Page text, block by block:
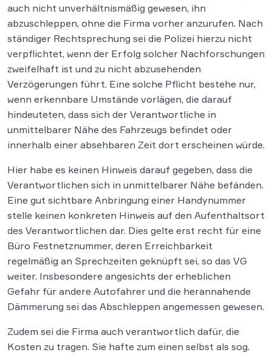
auch nicht unverhältnismäßig gewesen, ihn
abzuschleppen, ohne die Firma vorher anzurufen. Nach
ständiger Rechtsprechung sei die Polizei hierzu nicht
verpflichtet, wenn der Erfolg solcher Nachforschungen
zweifelhaft ist und zu nicht abzusehenden
Verzögerungen führt. Eine solche Pflicht bestehe nur,
wenn erkennbare Umstände vorlägen, die darauf
hindeuteten, dass sich der Verantwortliche in
unmittelbarer Nähe des Fahrzeugs befindet oder
innerhalb einer absehbaren Zeit dort erscheinen würde.
Hier habe es keinen Hinweis darauf gegeben, dass die
Verantwortlichen sich in unmittelbarer Nähe befänden.
Eine gut sichtbare Anbringung einer Handynummer
stelle keinen konkreten Hinweis auf den Aufenthaltsort
des Verantwortlichen dar. Dies gelte erst recht für eine
Büro Festnetznummer, deren Erreichbarkeit
regelmäßig an Sprechzeiten geknüpft sei, so das VG
weiter. Insbesondere angesichts der erheblichen
Gefahr für andere Autofahrer und die herannahende
Dämmerung sei das Abschleppen angemessen gewesen.
Zudem sei die Firma auch verantwortlich dafür, die
Kosten zu tragen. Sie hafte zum einen selbst als sog.